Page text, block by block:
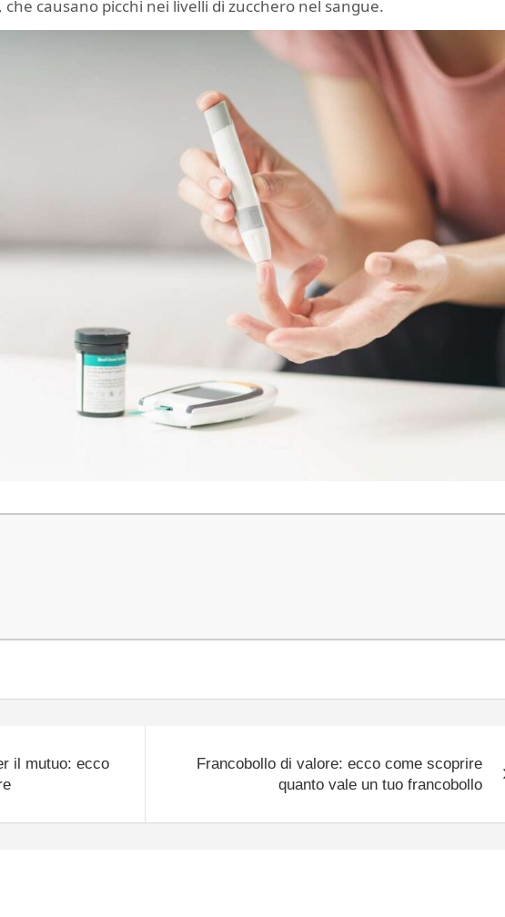
causano picchi nei livelli di zucchero nel sangue.
il mutuo: ecco
Francobollo di valore: ecco come scoprire
quanto vale un tuo francobollo